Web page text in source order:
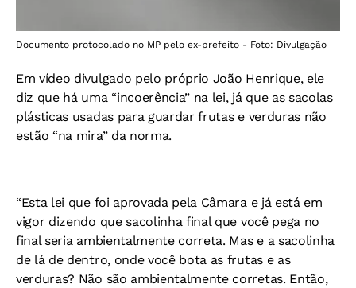
Documento protocolado no MP pelo ex-prefeito - Foto: Divulgação
Em vídeo divulgado pelo próprio João Henrique, ele
diz que há uma “incoerência” na lei, já que as sacolas
plásticas usadas para guardar frutas e verduras não
estão “na mira” da norma.
“Esta lei que foi aprovada pela Câmara e já está em
vigor dizendo que sacolinha final que você pega no
final seria ambientalmente correta. Mas e a sacolinha
de lá de dentro, onde você bota as frutas e as
verduras? Não são ambientalmente corretas. Então,